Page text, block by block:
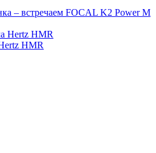
– встречаем FOCAL K2 Power M
HMR